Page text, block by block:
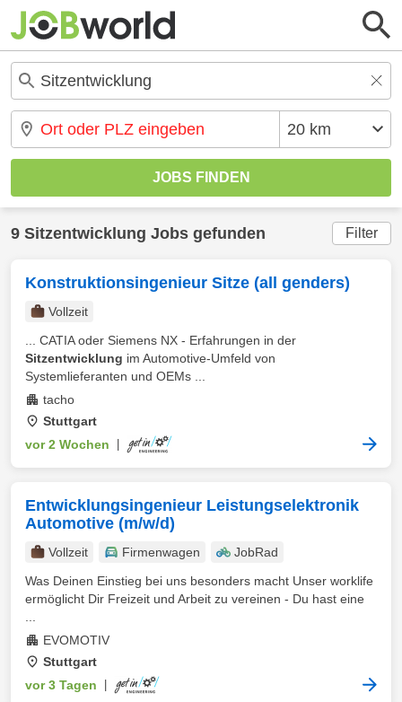
9 Sitzentwicklung Jobs gefunden Filter
Konstruktionsingenieur Sitze (all genders)
Vollzeit
... CATIA oder Siemens NX - Erfahrungen in der
Sitzentwicklung im Automotive-Umfeld von
Systemlieferanten und OEMs ...
tacho
Stuttgart
vor 2 Wochen
Entwicklungsingenieur Leistungselektronik
Automotive (m/w/d)
Vollzeit Firmenwagen
JobRad
Was Deinen Einstieg bei uns besonders macht Unser worklife
ermöglicht Dir Freizeit und Arbeit zu vereinen - Du hast eine
EVOMOTIV
Stuttgart
vor 3 Tagen